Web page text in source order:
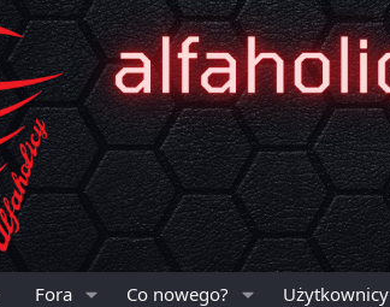
Fora Co nowego? Użytkownicy